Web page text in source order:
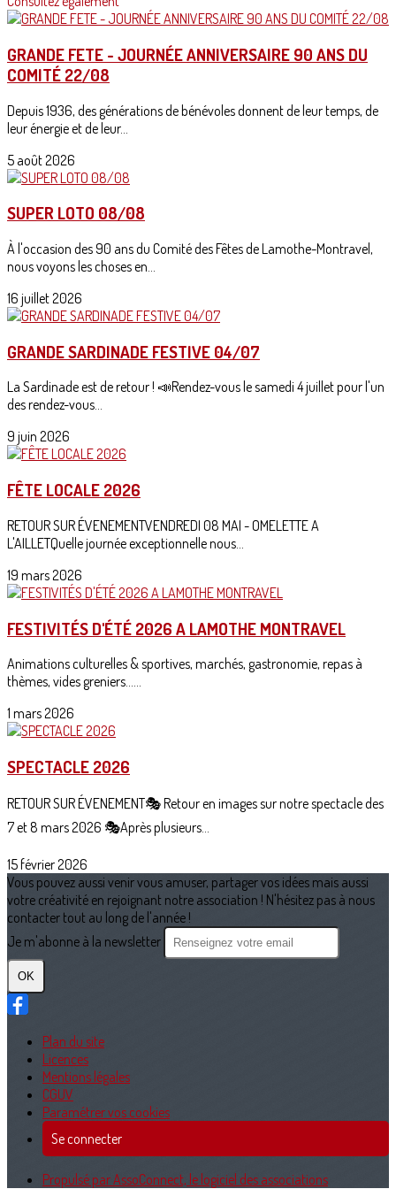
GRANDE FETE - JOURNÉE ANNIVERSAIRE 90 ANS DU
COMITÉ 22/08
Depuis 1936, des générations de bénévoles donnent de leur temps, de
leur énergie et de leur...
5 août 2026
SUPER LOTO 08/08
À l'occasion des 90 ans du Comité des Fêtes de Lamothe-Montravel,
nous voyons les choses en...
16 juillet 2026
GRANDE SARDINADE FESTIVE 04/07
La Sardinade est de retour ! 📣Rendez-vous le samedi 4 juillet pour l'un
des rendez-vous...
9 juin 2026
FÊTE LOCALE 2026
RETOUR SUR ÉVENEMENTVENDREDI 08 MAI - OMELETTE A
L'AILLETQuelle journée exceptionnelle nous...
19 mars 2026
FESTIVITÉS D'ÉTÉ 2026 A LAMOTHE MONTRAVEL
Animations culturelles & sportives, marchés, gastronomie, repas à
thèmes, vides greniers......
1 mars 2026
SPECTACLE 2026
RETOUR SUR ÉVENEMENT🎭 Retour en images sur notre spectacle des
7 et 8 mars 2026 🎭Après plusieurs...
15 février 2026
Vous pouvez aussi venir vous amuser, partager vos idées mais aussi
votre créativité en rejoignant notre association ! N'hésitez pas à nous
contacter tout au long de l'année !
Je m'abonne à la newsletter
OK
Plan du site
Licences
Mentions légales
CGUV
Paramétrer vos cookies
Se connecter
Propulsé par AssoConnect, le logiciel des associations